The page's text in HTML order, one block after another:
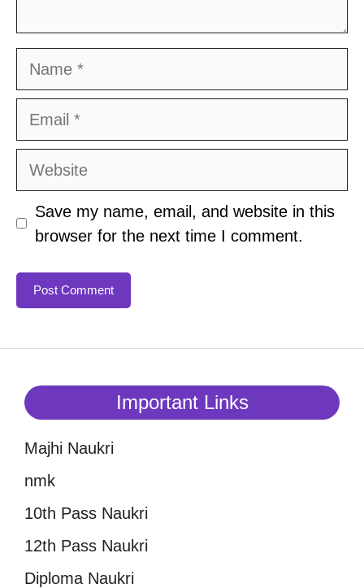
Name
Email
Website
Save my name, email, and website in this
browser for the next time I comment.
Important Links
Majhi Naukri
nmk
10th Pass Naukri
12th Pass Naukri
Diploma Naukri